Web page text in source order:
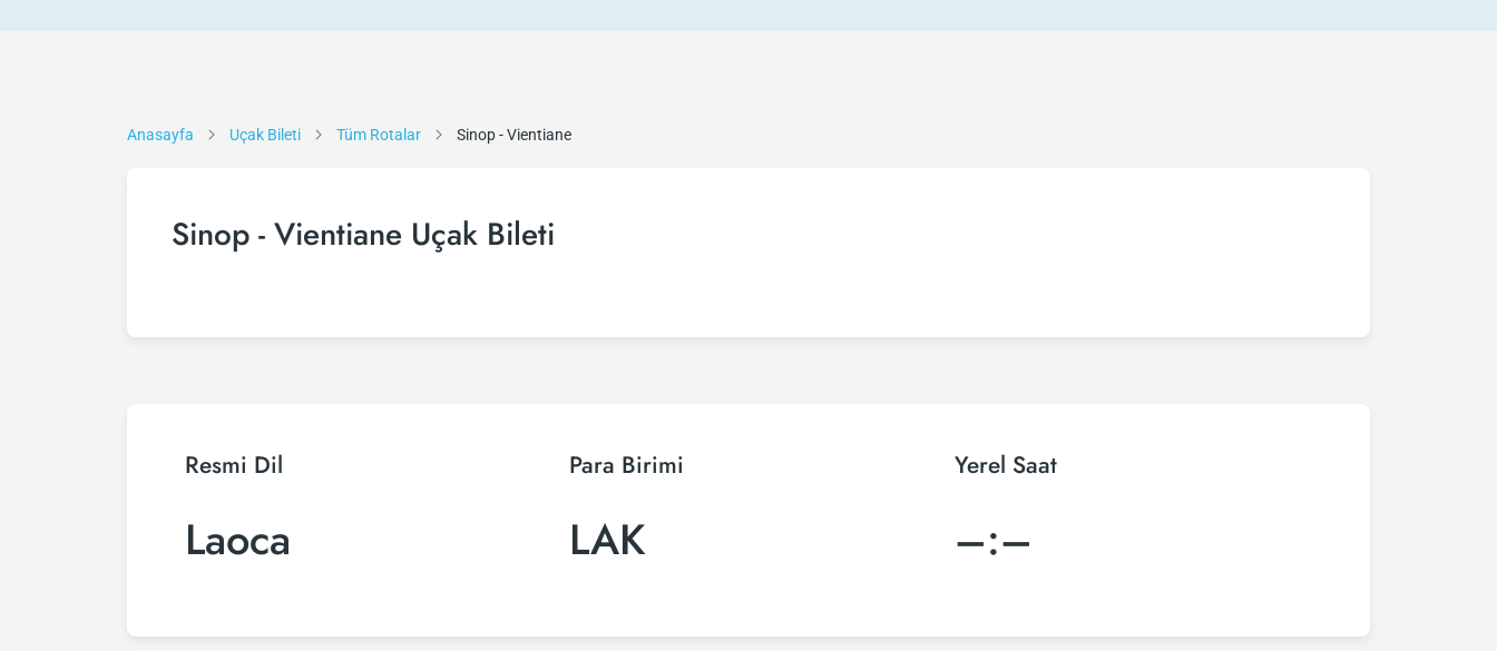
Anasayfa Uçak Bileti Tüm Rotalar Sinop - Vientiane
Sinop - Vientiane Uçak Bileti
Resmi Dil
Laoca
Para Birimi
LAK
Yerel Saat
–:–